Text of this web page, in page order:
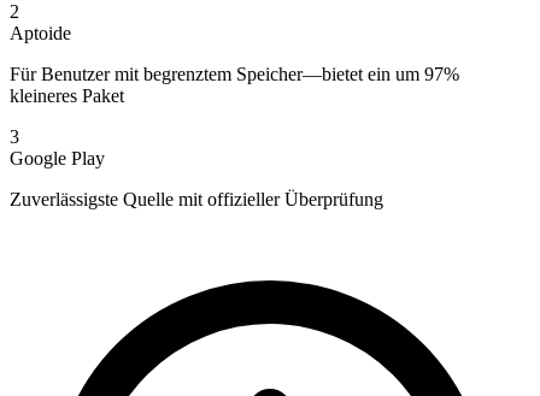
2
Aptoide
Für Benutzer mit begrenztem Speicher—bietet ein um 97%
kleineres Paket
3
Google Play
Zuverlässigste Quelle mit offizieller Überprüfung